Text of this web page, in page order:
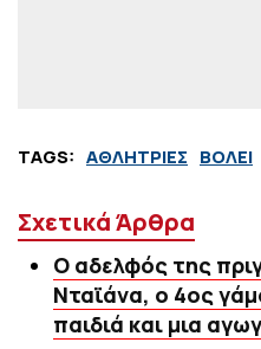
TAGS: ΑΘΛΗΤΡΙΕΣ ΒΟΛΕΙ
Σχετικά Άρθρα
Ο αδελφός της
Νταϊάνα, ο 4ος
παιδιά και μια